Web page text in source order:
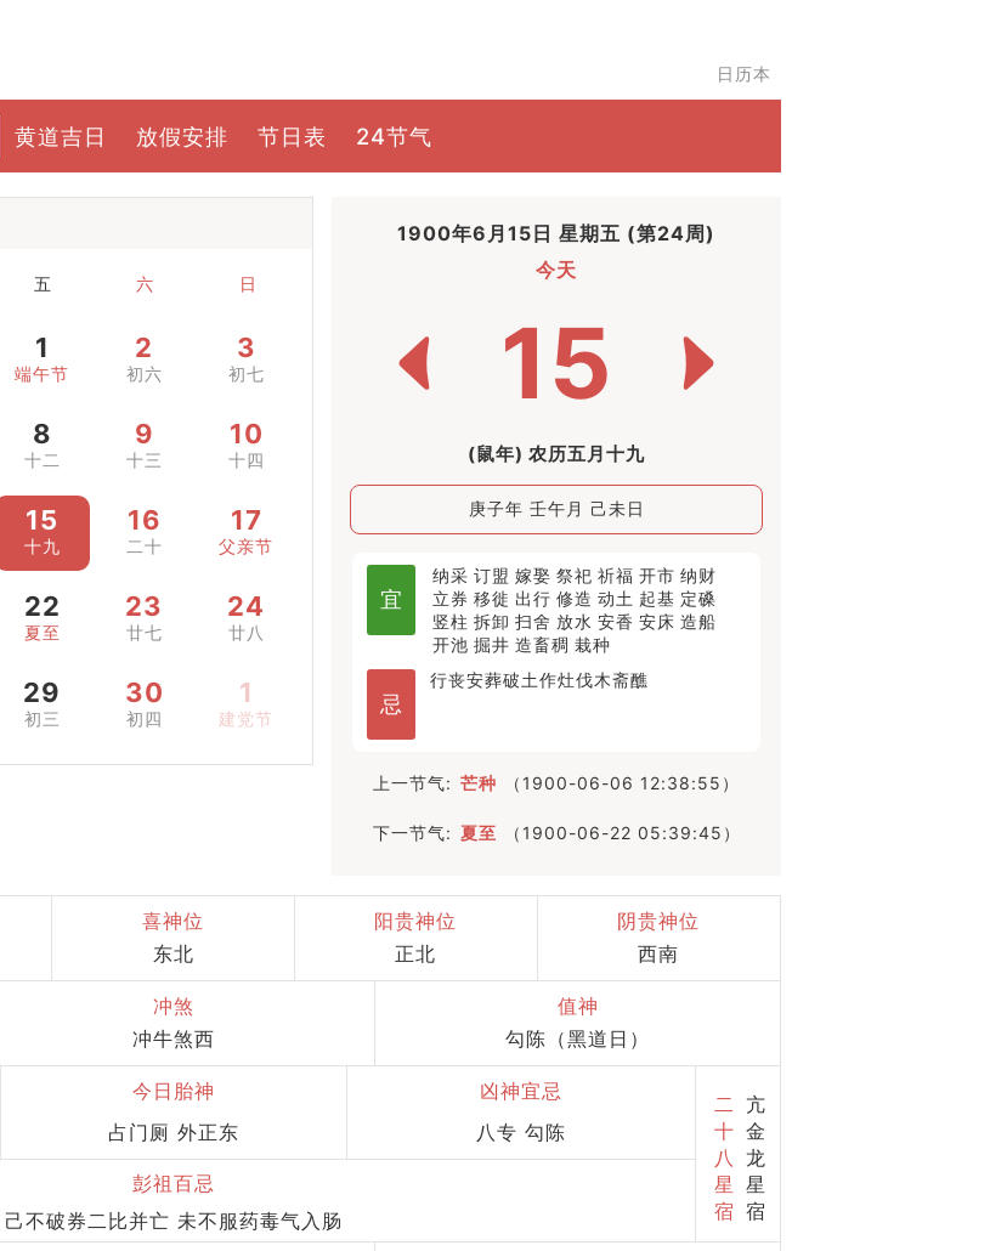
日历本
黄道吉日 放假安排 节日表 24节气
五 六 日
1
端午节
2
初六
3
初七
8
十二
9
十三
10
十四
15
十九
16
二十
17
父亲节
22
夏至
23
廿七
24
廿八
29
初三
30
初四
1
建党节
1900年6月15日 星期五 (第24周)
今天
15
(鼠年) 农历五月十九
庚子年 壬午月 己未日
宜
纳采 订盟 嫁娶 祭祀 祈福 开市 纳财
立券 移徙 出行 修造 动土 起基 定磉
竖柱 拆卸 扫舍 放水 安香 安床 造船
开池 掘井 造畜稠 栽种
忌
行丧安葬破土作灶伐木斋醮
上一节气: 芒种 （1900-06-06 12:38:55）
下一节气: 夏至 （1900-06-22 05:39:45）
喜神位
东北
阳贵神位
正北
阴贵神位
西南
冲煞
冲牛煞西
值神
勾陈（黑道日）
今日胎神
占门厕 外正东
凶神宜忌
八专 勾陈
彭祖百忌
己不破券二比并亡 未不服药毒气入肠
二
十
八
星
宿
亢
金
龙
星
宿